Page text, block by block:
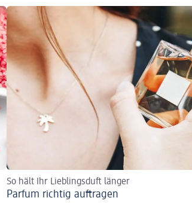
So hält Ihr Lieblingsduft länger
Parfum richtig auftragen